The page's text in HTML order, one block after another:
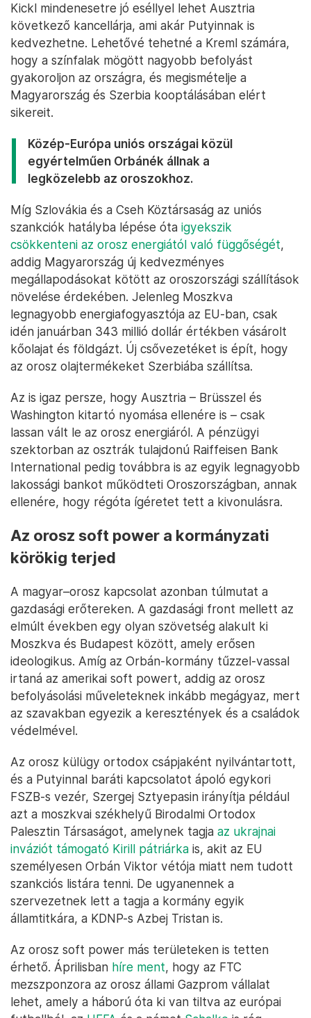
Kickl mindenesetre jó eséllyel lehet Ausztria
következő kancellárja, ami akár Putyinnak is
kedvezhetne. Lehetővé tehetné a Kreml számára,
hogy a színfalak mögött nagyobb befolyást
gyakoroljon az országra, és megismételje a
Magyarország és Szerbia kooptálásában elért
sikereit.
Közép-Európa uniós országai közül
egyértelműen Orbánék állnak a
legközelebb az oroszokhoz.
Míg Szlovákia és a Cseh Köztársaság az uniós
szankciók hatályba lépése óta igyekszik
csökkenteni az orosz energiától való függőségét,
addig Magyarország új kedvezményes
megállapodásokat kötött az oroszországi szállítások
növelése érdekében. Jelenleg Moszkva
legnagyobb energiafogyasztója az EU-ban, csak
idén januárban 343 millió dollár értékben vásárolt
kőolajat és földgázt. Új csővezetéket is épít, hogy
az orosz olajtermékeket Szerbiába szállítsa.
Az is igaz persze, hogy Ausztria – Brüsszel és
Washington kitartó nyomása ellenére is – csak
lassan vált le az orosz energiáról. A pénzügyi
szektorban az osztrák tulajdonú Raiffeisen Bank
International pedig továbbra is az egyik legnagyobb
lakossági bankot működteti Oroszországban, annak
ellenére, hogy régóta ígéretet tett a kivonulásra.
Az orosz soft power a kormányzati
körökig terjed
A magyar–orosz kapcsolat azonban túlmutat a
gazdasági erőtereken. A gazdasági front mellett az
elmúlt években egy olyan szövetség alakult ki
Moszkva és Budapest között, amely erősen
ideologikus. Amíg az Orbán-kormány tűzzel-vassal
irtaná az amerikai soft powert, addig az orosz
befolyásolási műveleteknek inkább megágyaz, mert
az szavakban egyezik a keresztények és a családok
védelmével.
Az orosz külügy ortodox csápjaként nyilvántartott,
és a Putyinnal baráti kapcsolatot ápoló egykori
FSZB-s vezér, Szergej Sztyepasin irányítja például
azt a moszkvai székhelyű Birodalmi Ortodox
Palesztin Társaságot, amelynek tagja az ukrajnai
inváziót támogató Kirill pátriárka is, akit az EU
személyesen Orbán Viktor vétója miatt nem tudott
szankciós listára tenni. De ugyanennek a
szervezetnek lett a tagja a kormány egyik
államtitkára, a KDNP-s Azbej Tristan is.
Az orosz soft power más területeken is tetten
érhető. Áprilisban híre ment, hogy az FTC
mezszponzora az orosz állami Gazprom vállalat
lehet, amely a háború óta ki van tiltva az európai